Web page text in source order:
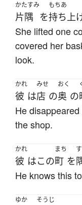
かたすみ
片隅 を
もちあ
持ち上
She lifted one
covered her
look.
かれ
彼 は
みせ
店 の
おく
奥 の
He
the shop.
かれ
彼 はこの
まち
町 を
He knows this
ゆか
そうじ